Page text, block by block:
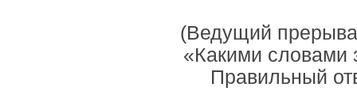
(Ведущий
«Какими словами
Правильный